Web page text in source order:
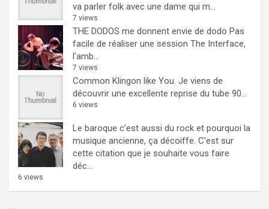
va parler folk avec une dame qui m...
7 views
THE DODOS me donnent envie de dodo Pas
facile de réaliser une session The Interface,
l'amb...
7 views
Common Klingon like You. Je viens de
découvrir une excellente reprise du tube 90...
6 views
Le baroque c’est aussi du rock et pourquoi la
musique ancienne, ça décoiffe. C'est sur
cette citation que je souhaite vous faire
déc...
6 views